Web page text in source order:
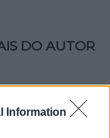
Information
DO AUTOR